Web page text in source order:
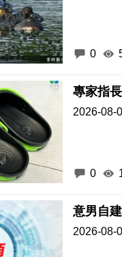
0
專家指
2026-08-
0
意男自
2026-08-